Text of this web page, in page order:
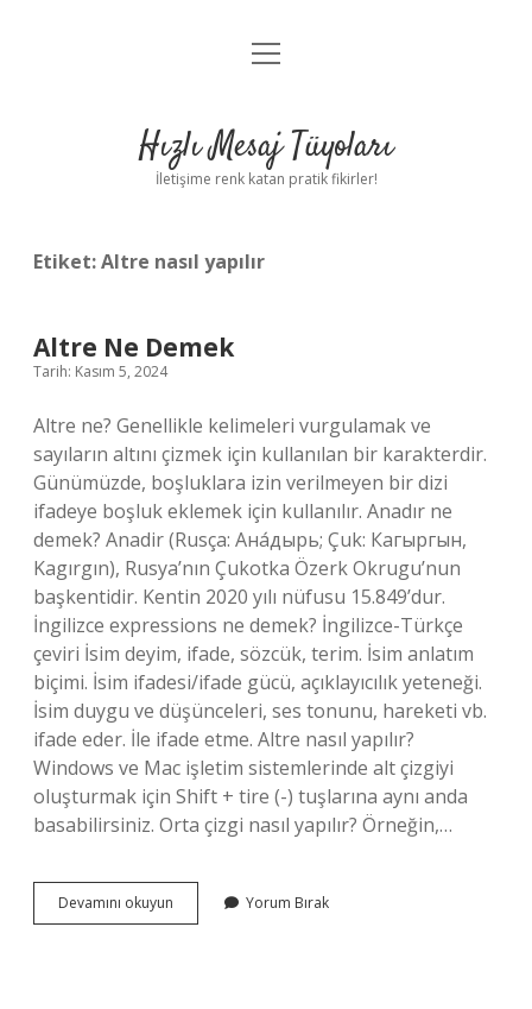
Anasayfa
Yasal Uyarı
menüyü
Hızlı Mesaj Tüyoları
İletişime renk katan pratik fikirler!
Etiket:Altre nasıl yapılır
Altre Ne Demek
Tarih: Kasım 5, 2024
Altre ne? Genellikle kelimeleri vurgulamak ve
sayıların altını çizmek için kullanılan bir karakterdir.
Günümüzde, boşluklara izin verilmeyen bir dizi
ifadeye boşluk eklemek için kullanılır. Anadır ne
demek? Anadir (Rusça: Ана́дырь; Çuk: Кагыргын,
Kagırgın), Rusya’nın Çukotka Özerk Okrugu’nun
başkentidir. Kentin 2020 yılı nüfusu 15.849’dur.
İngilizce expressions ne demek? İngilizce-Türkçe
çeviri İsim deyim, ifade, sözcük, terim. İsim anlatım
biçimi. İsim ifadesi/ifade gücü, açıklayıcılık yeteneği.
İsim duygu ve düşünceleri, ses tonunu, hareketi vb.
ifade eder. İle ifade etme. Altre nasıl yapılır?
Windows ve Mac işletim sistemlerinde alt çizgiyi
oluşturmak için Shift + tire (-) tuşlarına aynı anda
basabilirsiniz. Orta çizgi nasıl yapılır? Örneğin,…
Devamını okuyun
Ne
Yorum Bırak